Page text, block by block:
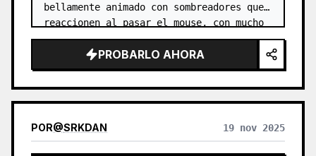
bellamente animado con sombreadores que
reaccionen al pasar el mouse, con mucho
tramado y degradados ondulad…
PROBARLO AHORA
POR@SRKDAN 19 nov 2025